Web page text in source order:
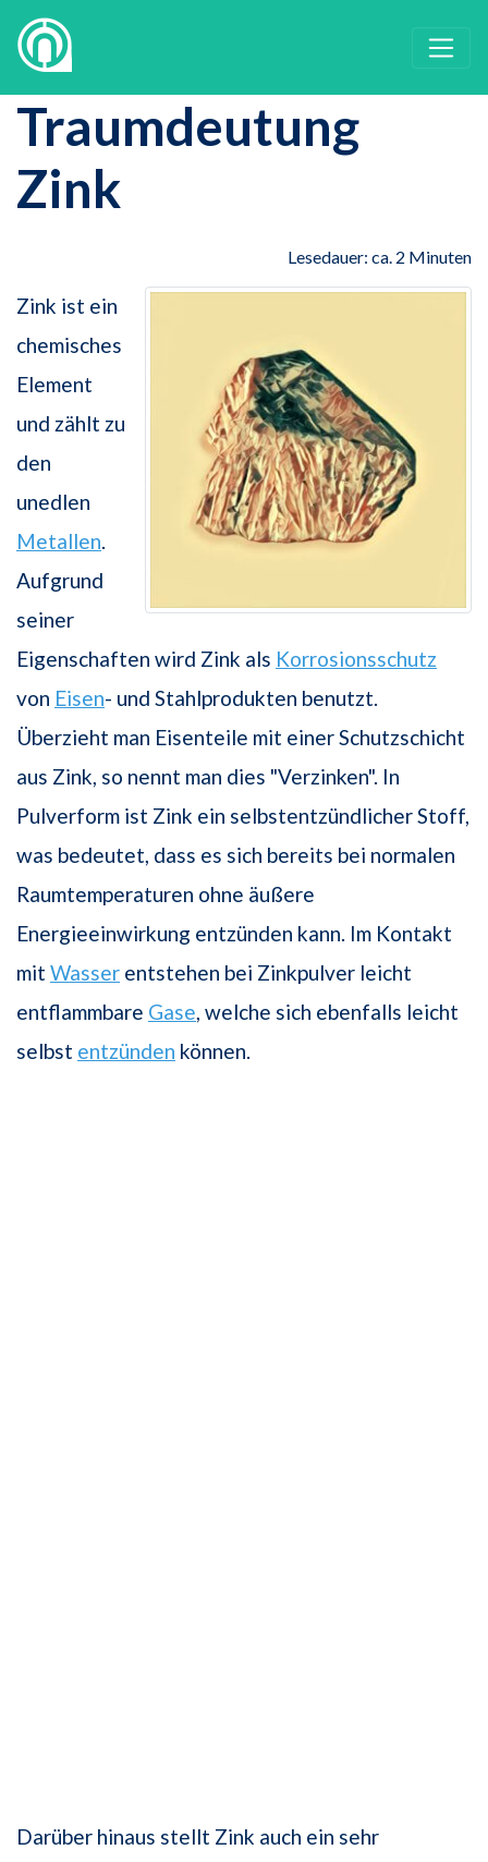
Traumdeutung
Zink
Lesedauer: ca. 2 Minuten
Zink ist ein
chemisches
Element
und zählt zu
den
unedlen
Metallen.
Aufgrund
seiner
Eigenschaften wird Zink als Korrosionsschutz
von Eisen- und Stahlprodukten benutzt.
Überzieht man Eisenteile mit einer Schutzschicht
aus Zink, so nennt man dies "Verzinken". In
Pulverform ist Zink ein selbstentzündlicher Stoff,
was bedeutet, dass es sich bereits bei normalen
Raumtemperaturen ohne äußere
Energieeinwirkung entzünden kann. Im Kontakt
mit Wasser entstehen bei Zinkpulver leicht
entflammbare Gase, welche sich ebenfalls leicht
selbst entzünden können.
Darüber hinaus stellt Zink auch ein sehr